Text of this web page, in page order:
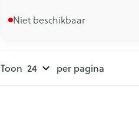
Niet beschikbaar
Toon per pagina